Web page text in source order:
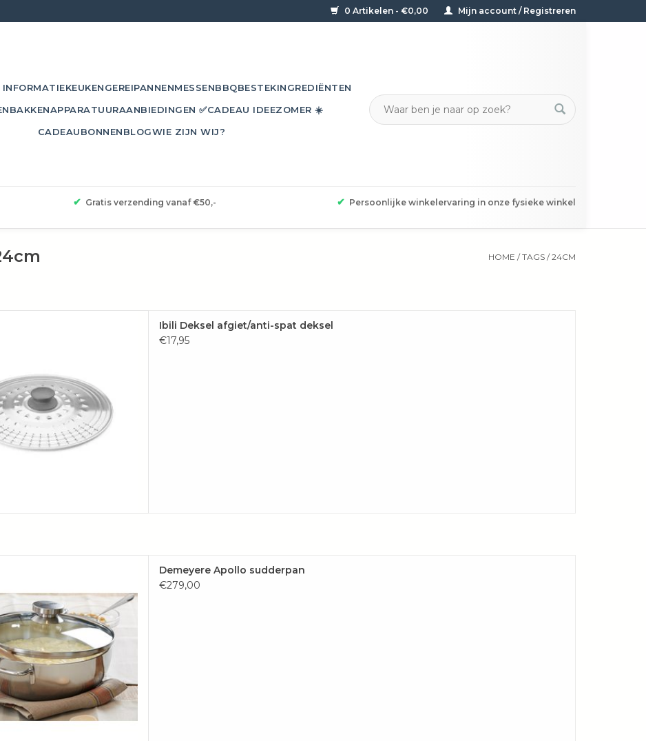
0 Artikelen - €0,00 Mijn account / Registreren
KEUKENGEREIPANNENMESSENBBQBESTEKINGREDIËNTEN
BAKKENAPPARATUURAANBIEDINGEN ✅CADEAU IDEEZOMER ☀️
CADEAUBONNENBLOGWIE ZIJN WIJ?
✔ Gratis verzending vanaf €50,- ✔ Persoonlijke winkelervaring in onze fysieke winkel
HOME /TAGS /24CM
Ibili Deksel afgiet/anti-spat deksel
€17,95
Demeyere Apollo sudderpan
€279,00